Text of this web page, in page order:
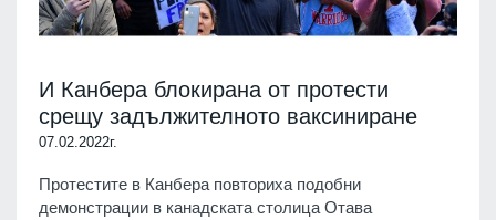
И Канбера блокирана от протести
срещу задължителното ваксиниране
07.02.2022г.
Протестите в Канбера повториха подобни
демонстрации в канадската столица Отава